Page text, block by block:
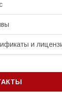
и